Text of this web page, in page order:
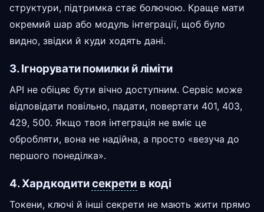
структури, підтримка стає болючою. Краще мати
окремий шар або модуль інтеграції, щоб було
видно, звідки й куди ходять дані.
3. Ігнорувати помилки й ліміти
API не обіцяє бути вічно доступним. Сервіс може
відповідати повільно, падати, повертати 401, 403,
429, 500. Якщо твоя інтеграція не вміє це
обробляти, вона не надійна, а просто «везуча до
першого понеділка».
4. Хардкодитисекрети в коді
Токени, ключі й інші секрети не мають жити прямо